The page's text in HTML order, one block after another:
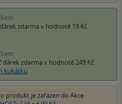
dárek zdarma v hodnotě 19 Kč
dárek zdarma v hodnotě 249 Kč
kukátku
produkt je zařazen do Akce